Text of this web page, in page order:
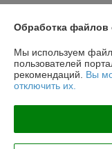
Республика Беларусь,
помещение 16
Регистрационный
УНП: 191513797
Дата регистрации
Обработка файлов
Мы используем
пользователей
рекомендаций. Вы
отключить их.